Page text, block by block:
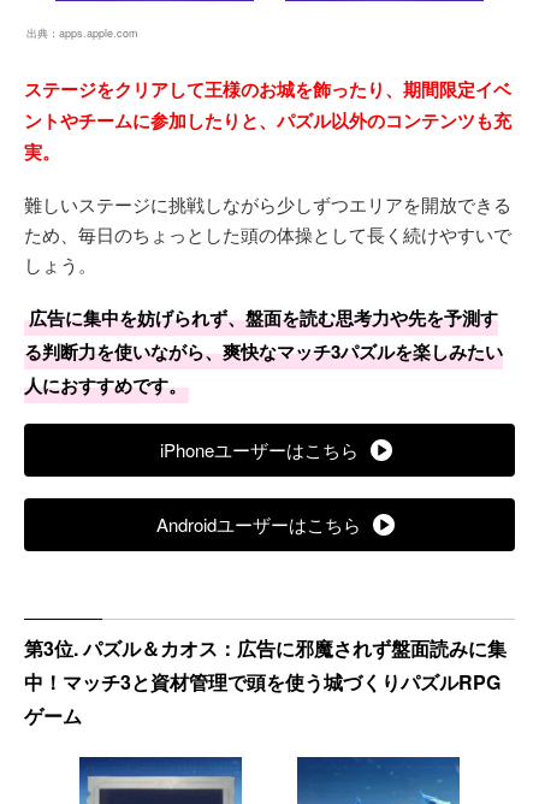
出典： apps.apple.com
ステージをクリアして王様のお城を飾ったり、期間限定イベ
ントやチームに参加したりと、パズル以外のコンテンツも充
実。
難しいステージに挑戦しながら少しずつエリアを開放できる
ため、毎日のちょっとした頭の体操として長く続けやすいで
しょう。
広告に集中を妨げられず、盤面を読む思考力や先を予測す
る判断力を使いながら、爽快なマッチ3パズルを楽しみたい
人におすすめです。
iPhoneユーザーはこちら
Androidユーザーはこちら
第3位. パズル＆カオス：広告に邪魔されず盤面読みに集
中！マッチ3と資材管理で頭を使う城づくりパズルRPG
ゲーム